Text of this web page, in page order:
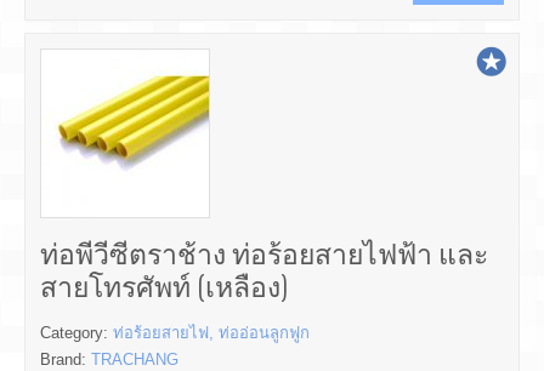
ท่อพีวีซีตราช้าง ท่อร้อยสายไฟฟ้า และ
สายโทรศัพท์ (เหลือง)
Category: ท่อร้อยสายไฟ, ท่ออ่อนลูกฟูก
Brand: TRACHANG